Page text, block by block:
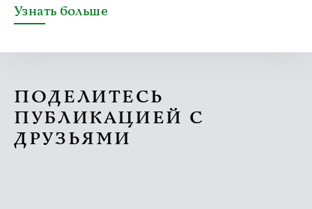
Узнать больше
ПОДЕЛИТЕСЬ
ПУБЛИКАЦИЕЙ С
ДРУЗЬЯМИ